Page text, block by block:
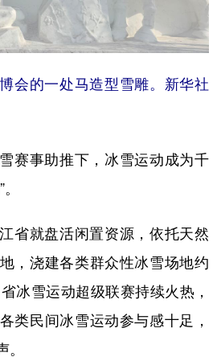
的一处马造型雪雕。新华社
事助推下，冰雪运动成为千
就盘活闲置资源，依托天然
，浇建各类群众性冰雪场地约
冰雪运动超级联赛持续火热，
类民间冰雪运动参与感十足，
。